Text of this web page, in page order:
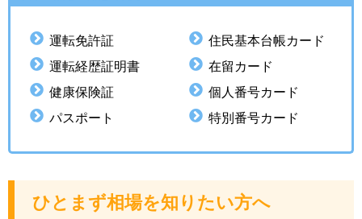
運転免許証
運転経歴証明書
健康保険証
パスポート
住民基本台帳カード
在留カード
個人番号カード
特別番号カード
ひとまず相場を知りたい方へ